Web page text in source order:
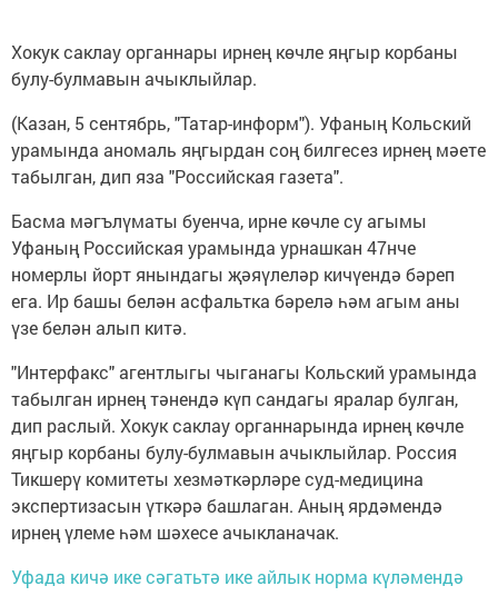
Хокук саклау органнары ирнең көчле яңгыр корбаны
булу-булмавын ачыклыйлар.
(Казан, 5 сентябрь, "Татар-информ"). Уфаның Кольский
урамында аномаль яңгырдан соң билгесез ирнең мәете
табылган, дип яза "Российская газета".
Басма мәгълүматы буенча, ирне көчле су агымы
Уфаның Российская урамында урнашкан 47нче
номерлы йорт янындагы җәяүлеләр кичүендә бәреп
ега. Ир башы белән асфальтка бәрелә һәм агым аны
үзе белән алып китә.
"Интерфакс" агентлыгы чыганагы Кольский урамында
табылган ирнең тәнендә күп сандагы яралар булган,
дип раслый. Хокук саклау органнарында ирнең көчле
яңгыр корбаны булу-булмавын ачыклыйлар. Россия
Тикшерү комитеты хезмәткәрләре суд-медицина
экспертизасын үткәрә башлаган. Аның ярдәмендә
ирнең үлеме һәм шәхесе ачыкланачак.
Уфада кичә ике сәгатьтә ике айлык норма күләмендә